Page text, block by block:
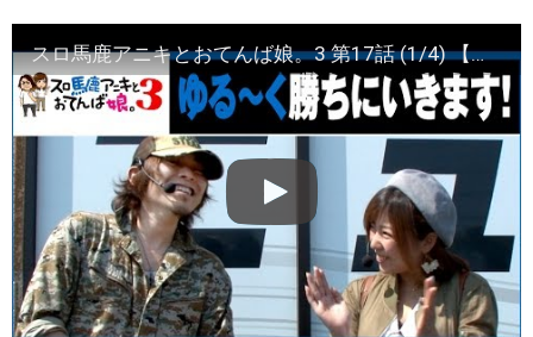
スロ馬鹿アニキとおてんば娘。3 第17話 (1/4) 【パチスロ北斗の拳 強敵】《飄》《河原みのり》[ジャンバリ.TV][パチスロ][スロット]